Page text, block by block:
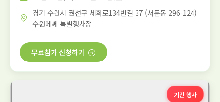
경기 수원시 권선구 세화로134번길 37 (서둔동 296-124)
수원메쎄 특별행사장
무료참가 신청하기
기간 행사